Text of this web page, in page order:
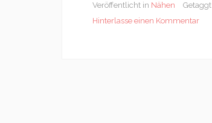
Veröffentlicht in Nähen Getaggt
Hinterlasse einen Kommentar